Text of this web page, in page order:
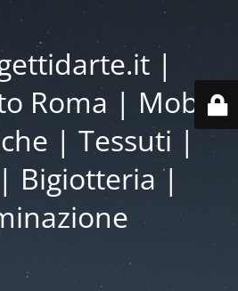
|
Roma | Mobili
| Tessuti |
Bigiotteria |